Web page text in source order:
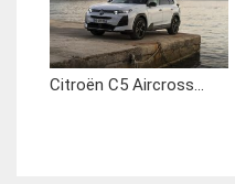
Citroën C5 Aircross...